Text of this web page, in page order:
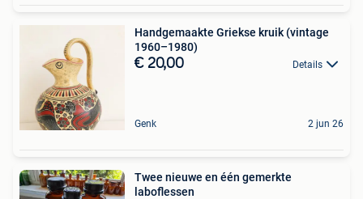
Handgemaakte Griekse kruik (vintage
1960–1980)
€ 20,00 Details
Genk 2 jun 26
Twee nieuwe en één gemerkte
laboflessen